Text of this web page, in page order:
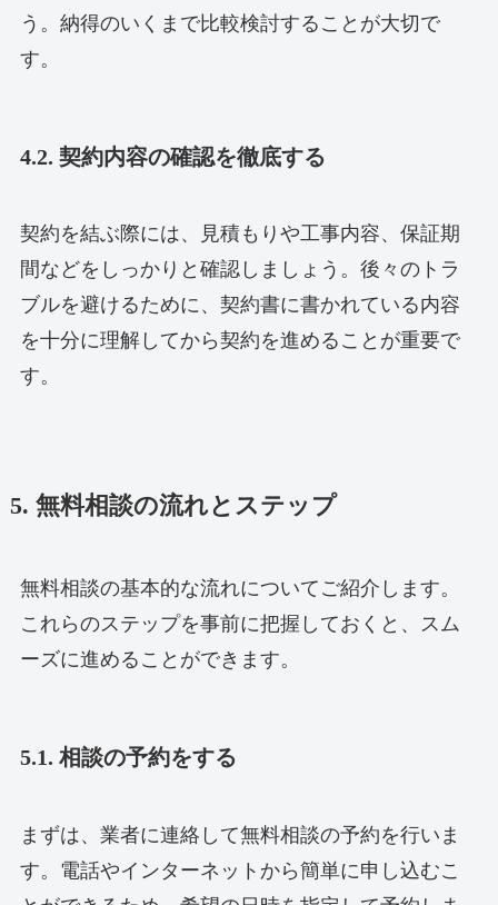
う。納得のいくまで比較検討することが大切で
す。
4.2. 契約内容の確認を徹底する
契約を結ぶ際には、見積もりや工事内容、保証期
間などをしっかりと確認しましょう。後々のトラ
ブルを避けるために、契約書に書かれている内容
を十分に理解してから契約を進めることが重要で
す。
5. 無料相談の流れとステップ
無料相談の基本的な流れについてご紹介します。
これらのステップを事前に把握しておくと、スム
ーズに進めることができます。
5.1. 相談の予約をする
まずは、業者に連絡して無料相談の予約を行いま
す。電話やインターネットから簡単に申し込むこ